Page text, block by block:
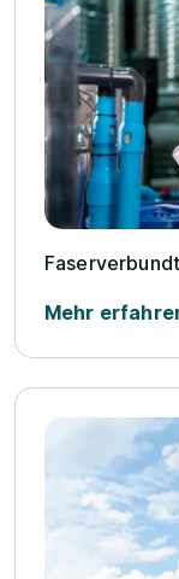
Mehr